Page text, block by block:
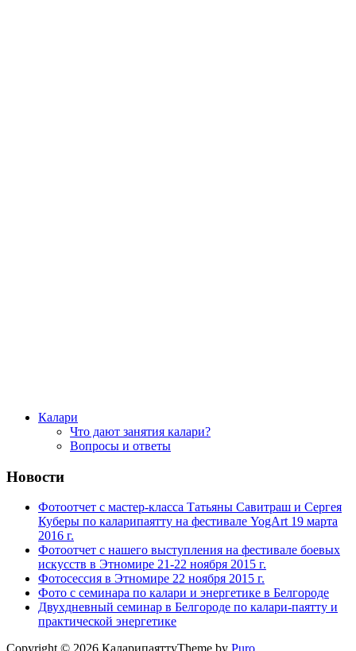
Калари
Что дают занятия калари?
Вопросы и ответы
Новости
Фотоотчет с мастер-класса Татьяны Савитраш и Сергея
Куберы по каларипаятту на фестивале YogArt 19 марта
2016 г.
Фотоотчет с нашего выступления на фестивале боевых
искусств в Этномире 21-22 ноября 2015 г.
Фотосессия в Этномире 22 ноября 2015 г.
Фото с семинара по калари и энергетике в Белгороде
Двухдневный семинар в Белгороде по калари-паятту и
практической энергетике